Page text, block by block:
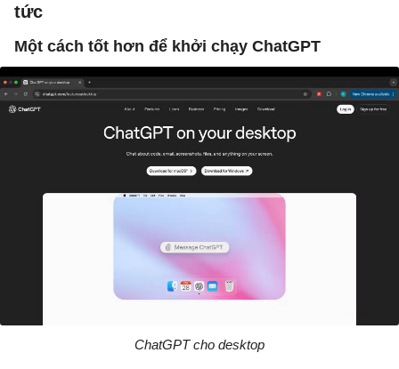
tức
Một cách tốt hơn để khởi chạy ChatGPT
ChatGPT cho desktop